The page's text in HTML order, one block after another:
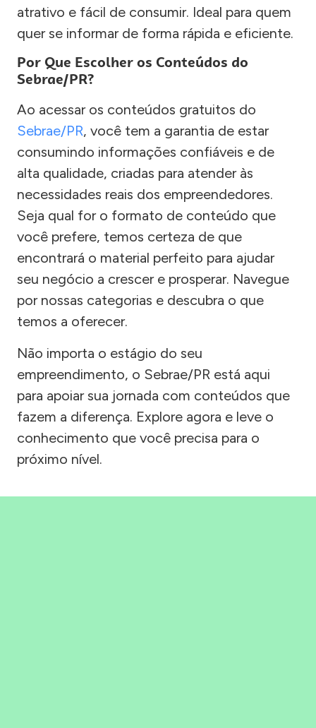
atrativo e fácil de consumir. Ideal para quem
quer se informar de forma rápida e eficiente.
Por Que Escolher os Conteúdos do
Sebrae/PR?
Ao acessar os conteúdos gratuitos do
Sebrae/PR, você tem a garantia de estar
consumindo informações confiáveis e de
alta qualidade, criadas para atender às
necessidades reais dos empreendedores.
Seja qual for o formato de conteúdo que
você prefere, temos certeza de que
encontrará o material perfeito para ajudar
seu negócio a crescer e prosperar. Navegue
por nossas categorias e descubra o que
temos a oferecer.
Não importa o estágio do seu
empreendimento, o Sebrae/PR está aqui
para apoiar sua jornada com conteúdos que
fazem a diferença. Explore agora e leve o
conhecimento que você precisa para o
próximo nível.